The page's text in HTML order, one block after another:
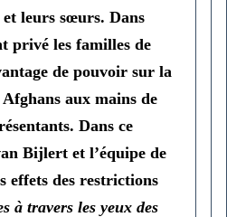
et leurs sœurs. Dans
privé les familles de
de pouvoir sur la
aux mains de
Dans ce
Bijlert et l’équipe de
effets des restrictions
à travers les yeux des